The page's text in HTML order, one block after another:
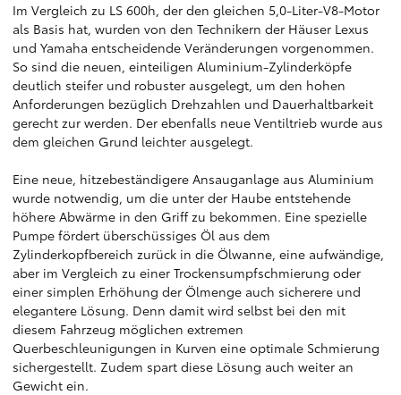
Im Vergleich zu LS 600h, der den gleichen 5,0-Liter-V8-Motor
als Basis hat, wurden von den Technikern der Häuser Lexus
und Yamaha entscheidende Veränderungen vorgenommen.
So sind die neuen, einteiligen Aluminium-Zylinderköpfe
deutlich steifer und robuster ausgelegt, um den hohen
Anforderungen bezüglich Drehzahlen und Dauerhaltbarkeit
gerecht zur werden. Der ebenfalls neue Ventiltrieb wurde aus
dem gleichen Grund leichter ausgelegt.
Eine neue, hitzebeständigere Ansauganlage aus Aluminium
wurde notwendig, um die unter der Haube entstehende
höhere Abwärme in den Griff zu bekommen. Eine spezielle
Pumpe fördert überschüssiges Öl aus dem
Zylinderkopfbereich zurück in die Ölwanne, eine aufwändige,
aber im Vergleich zu einer Trockensumpfschmierung oder
einer simplen Erhöhung der Ölmenge auch sicherere und
elegantere Lösung. Denn damit wird selbst bei den mit
diesem Fahrzeug möglichen extremen
Querbeschleunigungen in Kurven eine optimale Schmierung
sichergestellt. Zudem spart diese Lösung auch weiter an
Gewicht ein.